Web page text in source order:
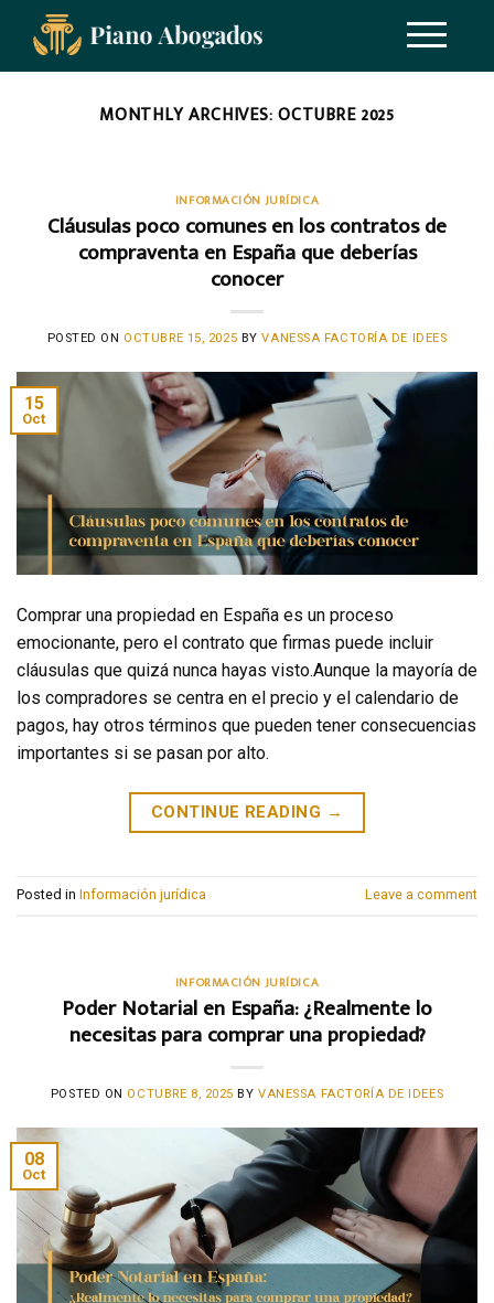
MONTHLY ARCHIVES:OCTUBRE 2025
INFORMACIÓN JURÍDICA
Cláusulas poco comunes en los contratos de
compraventa en España que deberías
conocer
POSTED ON OCTUBRE 15, 2025 BYVANESSA FACTORÍA DE IDEES
15
Oct
Comprar una propiedad en España es un proceso
emocionante, pero el contrato que firmas puede incluir
cláusulas que quizá nunca hayas visto.Aunque la mayoría de
los compradores se centra en el precio y el calendario de
pagos, hay otros términos que pueden tener consecuencias
importantes si se pasan por alto.
CONTINUE READING →
Posted in Información jurídica Leave a comment
INFORMACIÓN JURÍDICA
Poder Notarial en España: ¿Realmente lo
necesitas para comprar una propiedad?
POSTED ON OCTUBRE 8, 2025 BYVANESSA FACTORÍA DE IDEES
08
Oct